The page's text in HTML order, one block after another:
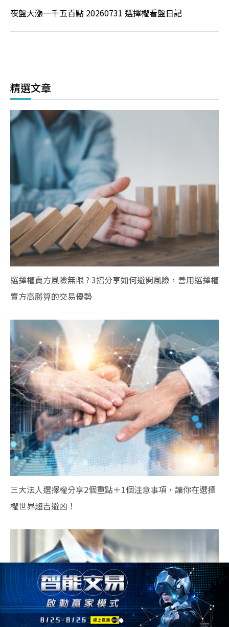
夜盤大漲一千五百點 20260731 選擇權看盤日記
精選文章
選擇權賣方風險無限 ? 3招分享如何避開風險，善用選擇權
賣方高勝算的交易優勢
三大法人選擇權分享2個重點＋1個注意事項，讓你在選擇
權世界趨吉避凶！